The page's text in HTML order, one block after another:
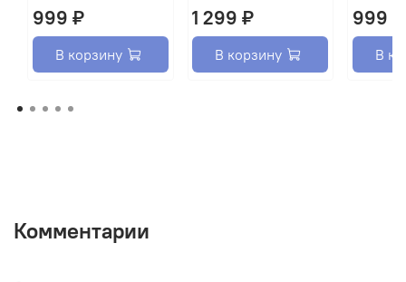
999 ₽
В корзину
1 299 ₽
В корзину
999 ₽
В
Комментарии